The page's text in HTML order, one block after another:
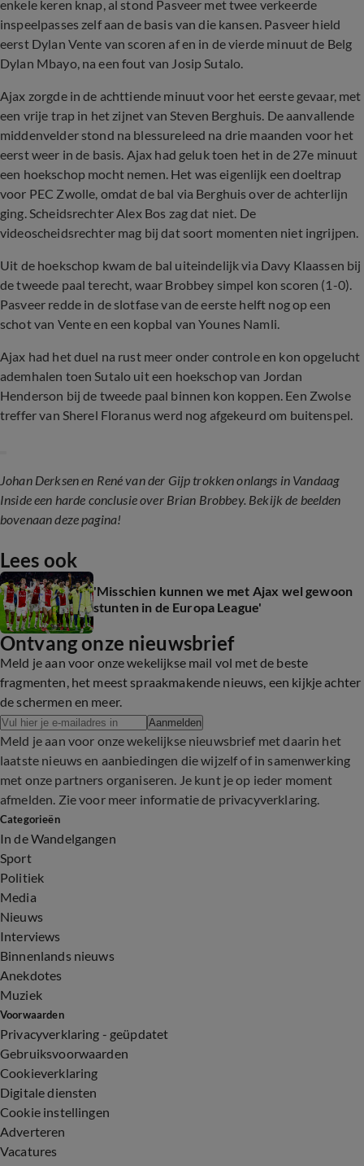
enkele keren knap, al stond Pasveer met twee verkeerde
inspeelpasses zelf aan de basis van die kansen. Pasveer hield
eerst Dylan Vente van scoren af en in de vierde minuut de Belg
Dylan Mbayo, na een fout van Josip Sutalo.
Ajax zorgde in de achttiende minuut voor het eerste gevaar, met
een vrije trap in het zijnet van Steven Berghuis. De aanvallende
middenvelder stond na blessureleed na drie maanden voor het
eerst weer in de basis. Ajax had geluk toen het in de 27e minuut
een hoekschop mocht nemen. Het was eigenlijk een doeltrap
voor PEC Zwolle, omdat de bal via Berghuis over de achterlijn
ging. Scheidsrechter Alex Bos zag dat niet. De
videoscheidsrechter mag bij dat soort momenten niet ingrijpen.
Uit de hoekschop kwam de bal uiteindelijk via Davy Klaassen bij
de tweede paal terecht, waar Brobbey simpel kon scoren (1-0).
Pasveer redde in de slotfase van de eerste helft nog op een
schot van Vente en een kopbal van Younes Namli.
Ajax had het duel na rust meer onder controle en kon opgelucht
ademhalen toen Sutalo uit een hoekschop van Jordan
Henderson bij de tweede paal binnen kon koppen. Een Zwolse
treffer van Sherel Floranus werd nog afgekeurd om buitenspel.
Johan Derksen en René van der Gijp trokken onlangs in Vandaag
Inside een harde conclusie over Brian Brobbey. Bekijk de beelden
bovenaan deze pagina!
Lees ook
'Misschien kunnen we met Ajax wel gewoon
stunten in de Europa League'
Ontvang onze nieuwsbrief
Meld je aan voor onze wekelijkse mail vol met de beste
fragmenten, het meest spraakmakende nieuws, een kijkje achter
de schermen en meer.
Aanmelden
Meld je aan voor onze wekelijkse nieuwsbrief met daarin het
laatste nieuws en aanbiedingen die wijzelf of in samenwerking
met onze partners organiseren. Je kunt je op ieder moment
afmelden. Zie voor meer informatie de privacyverklaring.
Categorieën
In de Wandelgangen
Sport
Politiek
Media
Nieuws
Interviews
Binnenlands nieuws
Anekdotes
Muziek
Voorwaarden
Privacyverklaring - geüpdatet
Gebruiksvoorwaarden
Cookieverklaring
Digitale diensten
Cookie instellingen
Adverteren
Vacatures